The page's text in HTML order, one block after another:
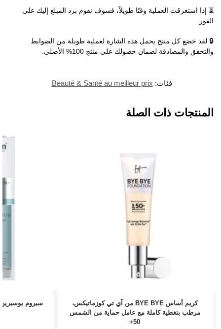
⏳ إذا استغرقت العملية وقتًا طويلاً، فسوف نقوم برد المبلغ إليك على
الفور.
🔒 لقد خضع كل منتج يحمل هذه الشارة لعملية طويلة من الضوابط
والتحقق والمصادقة لضمان حصولك على منتج 100% الأصلي.
فئات: Beauté & Santé au meilleur prix
المنتجات ذات الصلة
كريم أساس BYE BYE من آي تي كوزماتيكس،
مرطب بتغطية كاملة مع عامل حماية من الشمس
50+